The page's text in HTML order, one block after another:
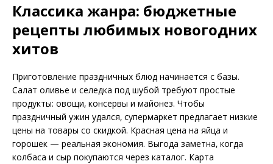
Классика жанра: бюджетные
рецепты любимых новогодних
хитов
Приготовление праздничных блюд начинается с базы.
Салат оливье и селедка под шубой требуют простые
продукты: овощи‚ консервы и майонез. Чтобы
праздничный ужин удался‚ супермаркет предлагает низкие
цены на товары со скидкой. Красная цена на яйца и
горошек — реальная экономия. Выгода заметна‚ когда
колбаса и сыр покупаются через каталог. Карта